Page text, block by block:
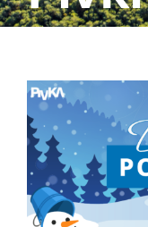
View
Larger
Image